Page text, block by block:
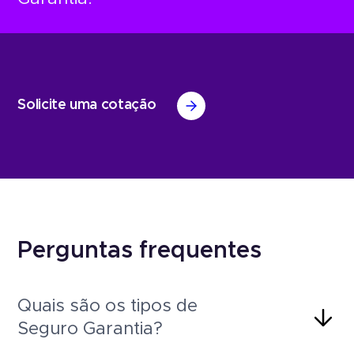
Solicite uma cotação
Perguntas frequentes
Quais são os tipos de
Seguro Garantia?